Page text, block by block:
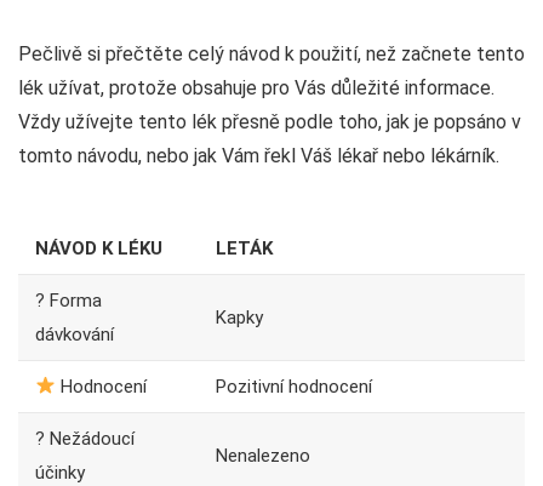
Pečlivě si přečtěte celý návod k použití, než začnete tento
lék užívat, protože obsahuje pro Vás důležité informace.
Vždy užívejte tento lék přesně podle toho, jak je popsáno v
tomto návodu, nebo jak Vám řekl Váš lékař nebo lékárník.
NÁVOD K LÉKU LETÁK
? Forma
dávkování
Kapky
Hodnocení Pozitivní hodnocení
? Nežádoucí
účinky
Nenalezeno